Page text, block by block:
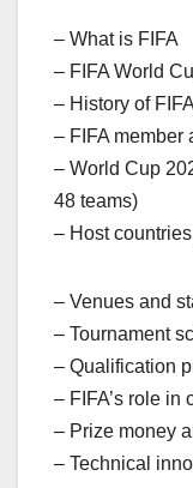
– What is FIFA
– FIFA World
– History of FIFA
– FIFA member
– World Cup
48 teams)
– Host
– Venues and
– Tournament
– Qualification
– FIFA’s role in
– Prize money
– Technical